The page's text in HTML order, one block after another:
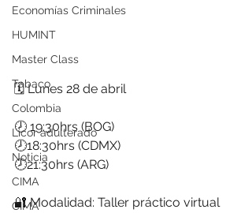
Economías Criminales
HUMINT
Master Class
Tabaco
Colombia
Licor adulterado
Noticia
CIMA
CIMA
🗓️ ⁠Lunes 28 de abril
🕗 19:30hrs (BOG)
🕗18:30hrs (CDMX)
🕗21:30hrs (ARG)
🔐 Modalidad: Taller práctico virtual